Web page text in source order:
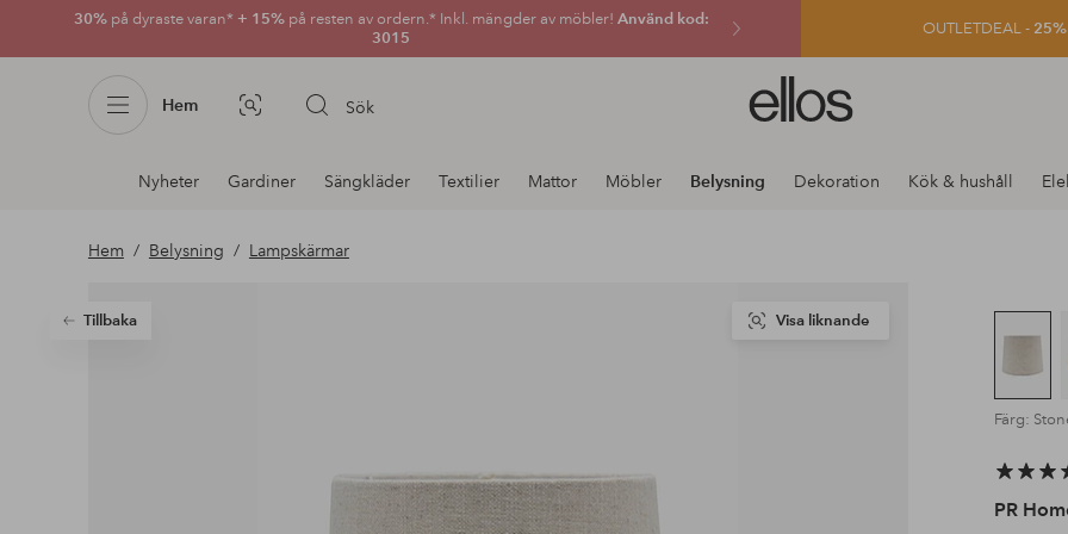
30% på dyraste varan* + 15% på resten av ordern.* Inkl. mängder av möbler! Använd kod:
3015
OUTLETDEAL -
Hem Bildsök Sök
Ellos
logotyp
gå
Avdelnings
navigation
Nyheter Gardiner Sängkläder Textilier Mattor Möbler Belysning Dekoration Kök & hushåll
Hem Belysning Lampskärmar
Tillbaka Visa liknande
Färg:
PR